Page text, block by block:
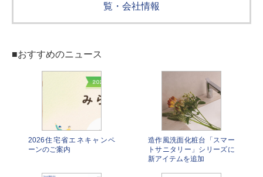
覧・会社情報
■おすすめのニュース
2026住宅省エネキャンペ
ーンのご案内
造作風洗面化粧台「スマー
トサニタリー」シリーズに
新アイテムを追加